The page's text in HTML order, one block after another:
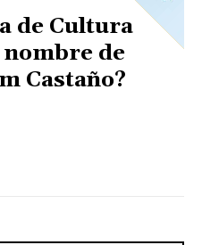
de Cultura
de
Castaño?